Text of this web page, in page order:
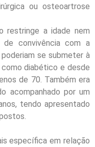
ou osteoartrose
restringe a idade nem
convivência com a
se submeter à
diabético e desde
de 70. Também era
acompanhado por um
tendo apresentado
específica em relação